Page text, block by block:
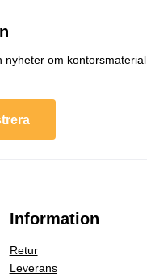
nyheter om kontorsmaterial
Information
Retur
Leverans